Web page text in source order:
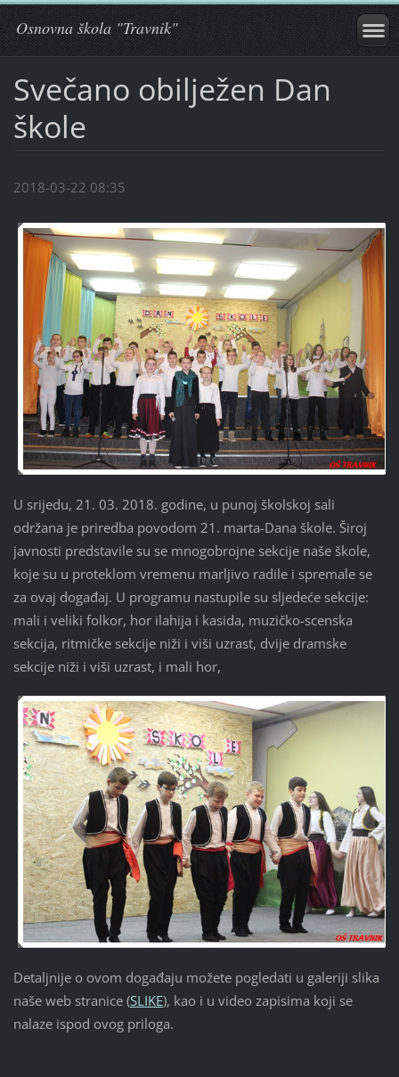
Osnovna škola "Travnik"
Svečano obilježen Dan
škole
2018-03-22 08:35
U srijedu, 21. 03. 2018. godine, u punoj školskoj sali
održana je priredba povodom 21. marta-Dana škole. Široj
javnosti predstavile su se mnogobrojne sekcije naše škole,
koje su u proteklom vremenu marljivo radile i spremale se
za ovaj događaj. U programu nastupile su sljedeće sekcije:
mali i veliki folkor, hor ilahija i kasida, muzičko-scenska
sekcija, ritmičke sekcije niži i viši uzrast, dvije dramske
sekcije niži i viši uzrast, i mali hor,
Detaljnije o ovom događaju možete pogledati u galeriji slika
naše web stranice (SLIKE), kao i u video zapisima koji se
nalaze ispod ovog priloga.